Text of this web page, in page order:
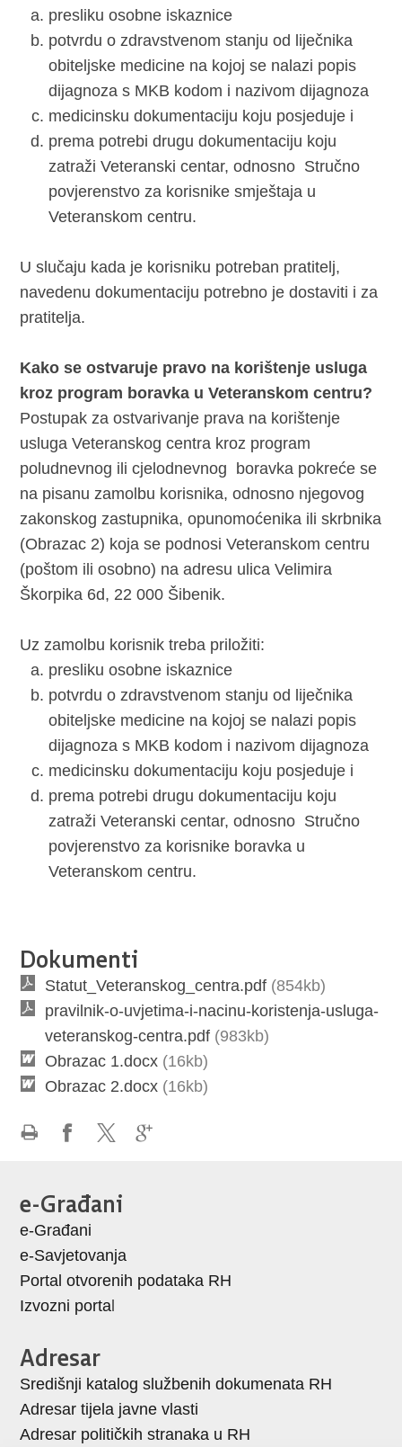
presliku osobne iskaznice
potvrdu o zdravstvenom stanju od liječnika
obiteljske medicine na kojoj se nalazi popis
dijagnoza s MKB kodom i nazivom dijagnoza
medicinsku dokumentaciju koju posjeduje i
prema potrebi drugu dokumentaciju koju
zatraži Veteranski centar, odnosno Stručno
povjerenstvo za korisnike smještaja u
Veteranskom centru.
U slučaju kada je korisniku potreban pratitelj,
navedenu dokumentaciju potrebno je dostaviti i za
pratitelja.
Kako se ostvaruje pravo na korištenje usluga
kroz program boravka u Veteranskom centru?
Postupak za ostvarivanje prava na korištenje
usluga Veteranskog centra kroz program
poludnevnog ili cjelodnevnog boravka pokreće se
na pisanu zamolbu korisnika, odnosno njegovog
zakonskog zastupnika, opunomoćenika ili skrbnika
(Obrazac 2) koja se podnosi Veteranskom centru
(poštom ili osobno) na adresu ulica Velimira
Škorpika 6d, 22 000 Šibenik.
Uz zamolbu korisnik treba priložiti:
presliku osobne iskaznice
potvrdu o zdravstvenom stanju od liječnika
obiteljske medicine na kojoj se nalazi popis
dijagnoza s MKB kodom i nazivom dijagnoza
medicinsku dokumentaciju koju posjeduje i
prema potrebi drugu dokumentaciju koju
zatraži Veteranski centar, odnosno Stručno
povjerenstvo za korisnike boravka u
Veteranskom centru.
Dokumenti
Statut_Veteranskog_centra.pdf (854kb)
pravilnik-o-uvjetima-i-nacinu-koristenja-usluga-
veteranskog-centra.pdf (983kb)
Obrazac 1.docx (16kb)
Obrazac 2.docx (16kb)
Facebooku
X-
e-Građani
e-Građani
e-Savjetovanja
Portal otvorenih podataka RH
Izvozni portal
Adresar
Središnji katalog službenih dokumenata RH
Adresar tijela javne vlasti
Adresar političkih stranaka u RH